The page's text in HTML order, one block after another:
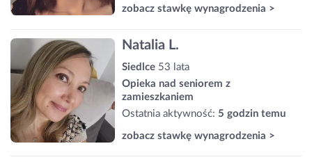
zobacz stawkę wynagrodzenia >
Natalia L.
Siedlce 53 lata
Opieka nad seniorem z
zamieszkaniem
Ostatnia aktywność: 5 godzin temu
zobacz stawkę wynagrodzenia >